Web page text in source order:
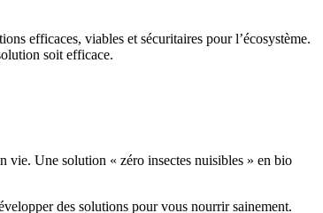
efficaces, viables et sécuritaires pour l’écosystème.
soit efficace.
vie. Une solution « zéro insectes nuisibles » en bio
des solutions pour vous nourrir sainement.